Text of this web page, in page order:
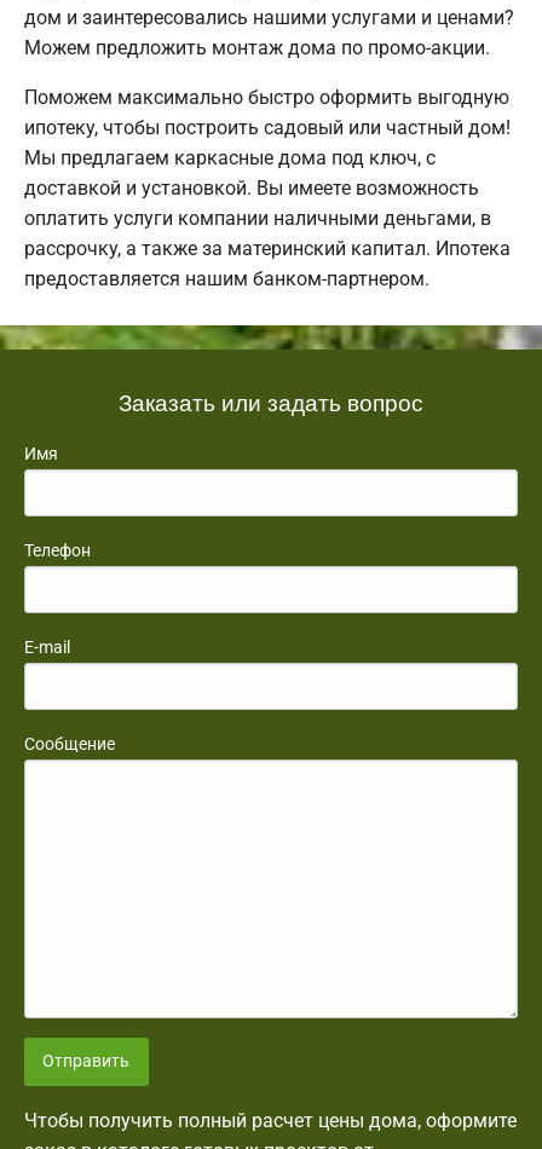
дом и заинтересовались нашими услугами и ценами?
Можем предложить монтаж дома по промо-акции.
Поможем максимально быстро оформить выгодную
ипотеку, чтобы построить садовый или частный дом!
Мы предлагаем каркасные дома под ключ, с
доставкой и установкой. Вы имеете возможность
оплатить услуги компании наличными деньгами, в
рассрочку, а также за материнский капитал. Ипотека
предоставляется нашим банком-партнером.
Заказать или задать вопрос
Имя
Телефон
E-mail
Сообщение
Отправить
Чтобы получить полный расчет цены дома, оформите